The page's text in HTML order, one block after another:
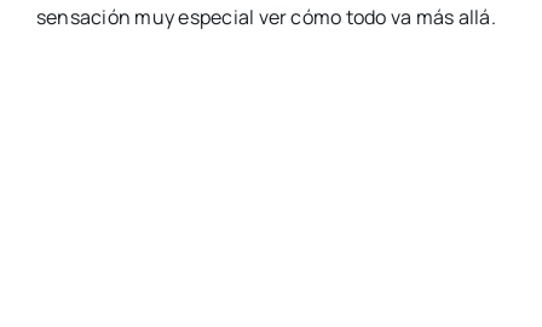
sensación muy especial ver cómo todo va más allá.